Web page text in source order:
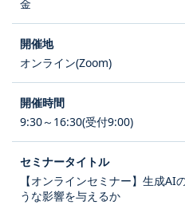
金
オンライン(Zoom)
9:30～16:30(受付9:00)
【オンラインセミナー】生成AI
うな影響を与えるか